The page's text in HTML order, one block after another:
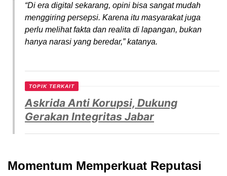
“Di era digital sekarang, opini bisa sangat mudah
menggiring persepsi. Karena itu masyarakat juga
perlu melihat fakta dan realita di lapangan, bukan
hanya narasi yang beredar,” katanya.
TOPIK TERKAIT
Askrida Anti Korupsi, Dukung
Gerakan Integritas Jabar
Momentum Memperkuat Reputasi